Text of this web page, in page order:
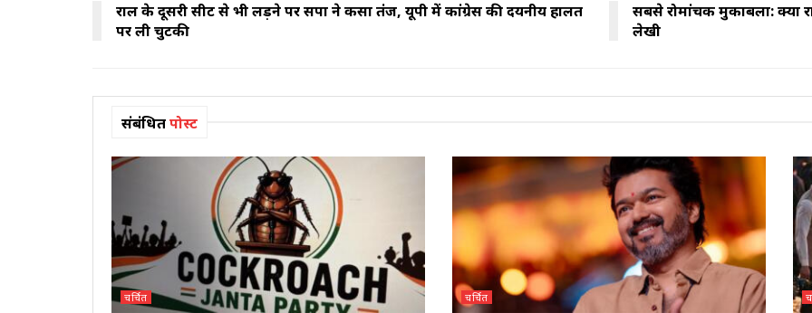
राहुल के दूसरी सीट से भी लड़ने पर सपा ने कसा तंज, यूपी में कांग्रेस की दयनीय हालत
पर ली चुटकी
सबसे रोमांचक मुकाबला: क्या
लेखी
संबंधितपोस्ट
चर्चित चर्चित